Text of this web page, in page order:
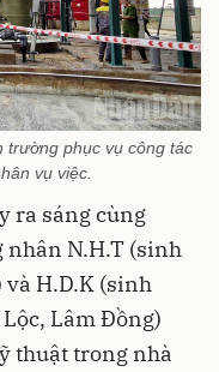
trường phục vụ công tác
vụ việc.
ra sáng cùng
nhân N.H.T (sinh
H.D.K (sinh
Lâm Đồng)
thuật trong nhà